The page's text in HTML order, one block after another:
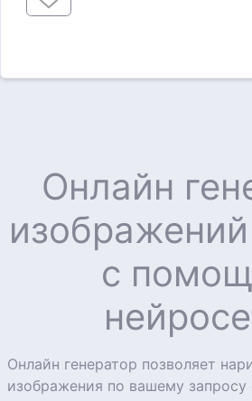
Онлайн
с
Онлайн генератор позволяет
изображения по вашему